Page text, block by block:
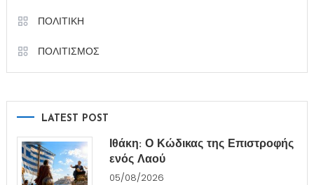
ΠΟΛΙΤΙΚΗ
ΠΟΛΙΤΙΣΜΟΣ
LATEST POST
Ιθάκη: Ο Κώδικας της Επιστροφής
ενός Λαού
05/08/2026